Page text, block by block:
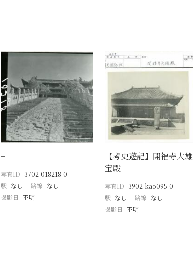
−
写真ID 3702-018218-0
駅 なし 路線 なし
撮影日 不明
【考史遊記】開福寺大雄
宝殿
写真ID 3902-kao095-0
駅 なし 路線 なし
撮影日 不明